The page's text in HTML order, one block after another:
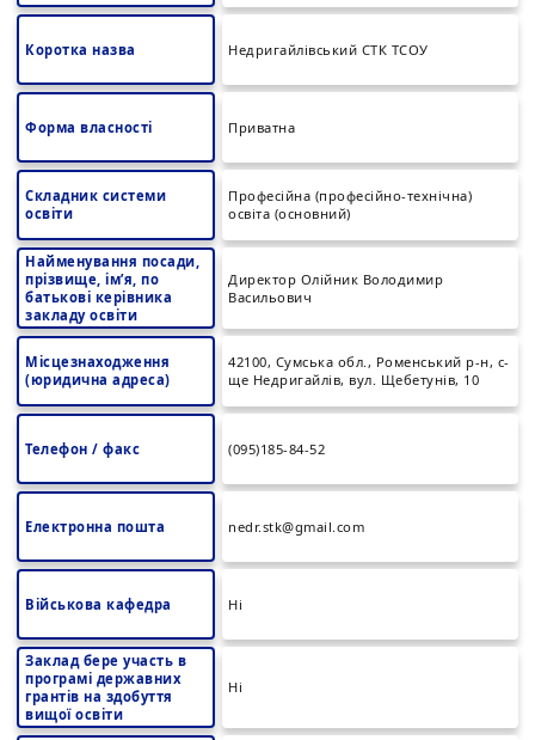
Коротка назва Недригайлівський СТК ТСОУ
Форма власності Приватна
Складник системи
освіти
Професійна (професійно-технічна)
освіта (основний)
Найменування посади,
прізвище, ім’я, по
батькові керівника
закладу освіти
Директор Олійник Володимир
Васильович
Місцезнаходження
(юридична адреса)
42100, Сумська обл., Роменський р-н, с-
ще Недригайлів, вул. Щебетунів, 10
Телефон / факс (095)185-84-52
Електронна пошта nedr.stk@gmail.com
Військова кафедра Ні
Заклад бере участь в
програмі державних
грантів на здобуття
вищої освіти
Ні